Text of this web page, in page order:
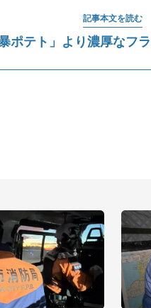
記事本文を読む
ポテト」より濃厚なフ